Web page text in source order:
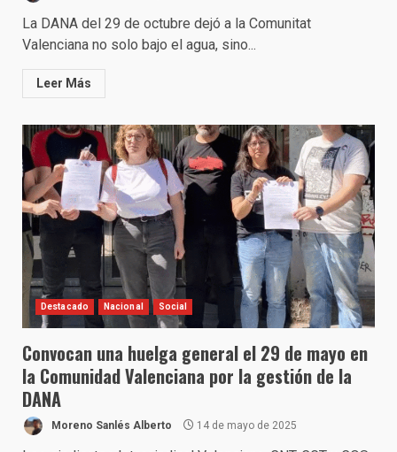
La DANA del 29 de octubre dejó a la Comunitat
Valenciana no solo bajo el agua, sino...
Leer Más
Destacado Nacional Social
Convocan una huelga general el 29 de mayo en
la Comunidad Valenciana por la gestión de la
DANA
Moreno Sanlés Alberto 14 de mayo de 2025